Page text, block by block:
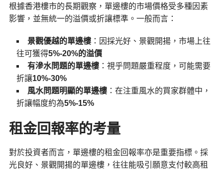
根據香港樓市的長期觀察，單邊樓的市場價格受多種因素
影響，並無統一的溢價或折讓標準。一般而言：
景觀優越的單邊樓：因採光好、景觀開揚，市場上往
往可獲得5%-20%的溢價
有滲水問題的單邊樓：視乎問題嚴重程度，可能需要
折讓10%-30%
風水問題明顯的單邊樓：在注重風水的買家群體中，
折讓幅度約為5%-15%
租金回報率的考量
對於投資者而言，單邊樓的租金回報率亦是重要指標。採
光良好、景觀開揚的單邊樓，往往能吸引願意支付較高租